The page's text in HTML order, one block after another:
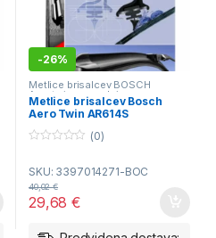
-26%
Metlice brisalcev BOSCH
Aerotwin - spredaj
Metlice brisalcev Bosch
Aero Twin AR614S
u
o
f
(0)
SKU: 3397014271-BOC
29,68€
40,02€